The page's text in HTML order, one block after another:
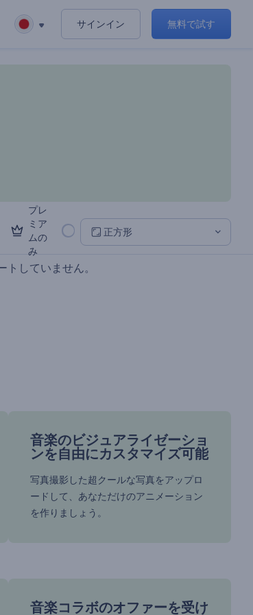
サインイン 無料で試す
プレ
ミア
ムの
み
正方形
トしていません。
音楽のビジュアライゼーショ
ンを自由にカスタマイズ可能
写真撮影した超クールな写真をアップロ
ードして、あなただけのアニメーション
を作りましょう。
音楽コラボのオファーを受け